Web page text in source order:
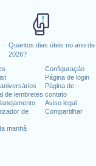
Quantos dias úteis no ano de
2026?
de lembretes
de
manhã
Configuração
Página de login
Página de
contato
Aviso legal
Compartilhar